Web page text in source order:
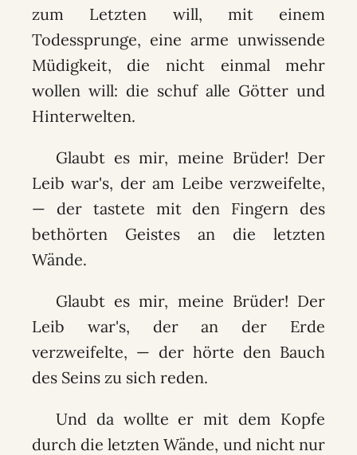
zum Letzten will, mit einem
Todessprunge, eine arme unwissende
Müdigkeit, die nicht einmal mehr
wollen will: die schuf alle Götter und
Hinterwelten.
Glaubt es mir, meine Brüder! Der
Leib war's, der am Leibe verzweifelte,
— der tastete mit den Fingern des
bethörten Geistes an die letzten
Wände.
Glaubt es mir, meine Brüder! Der
Leib war's, der an der Erde
verzweifelte, — der hörte den Bauch
des Seins zu sich reden.
Und da wollte er mit dem Kopfe
durch die letzten Wände, und nicht nur